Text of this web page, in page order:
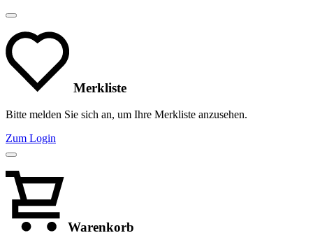
Merkliste
Bitte melden Sie sich an, um Ihre Merkliste anzusehen.
Zum Login
Warenkorb